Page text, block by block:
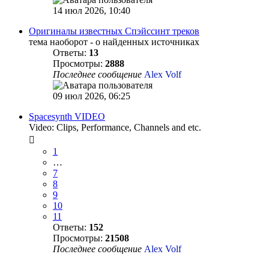
14 июл 2026, 10:40
Оригиналы известных Спэйссинт треков
тема наоборот - о найденных источниках
Ответы: 13
Просмотры: 2888
Последнее сообщение Alex Volf
09 июл 2026, 06:25
Spacesynth VIDEO
Video: Clips, Performance, Channels and etc.
1
…
7
8
9
10
11
Ответы: 152
Просмотры: 21508
Последнее сообщение Alex Volf